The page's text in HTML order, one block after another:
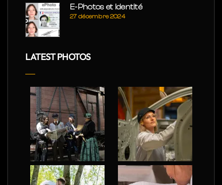
E-Photos et Identité
27 décembre 2024
LATEST PHOTOS